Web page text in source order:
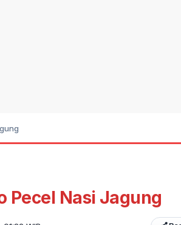
Pecel Nasi Jagung